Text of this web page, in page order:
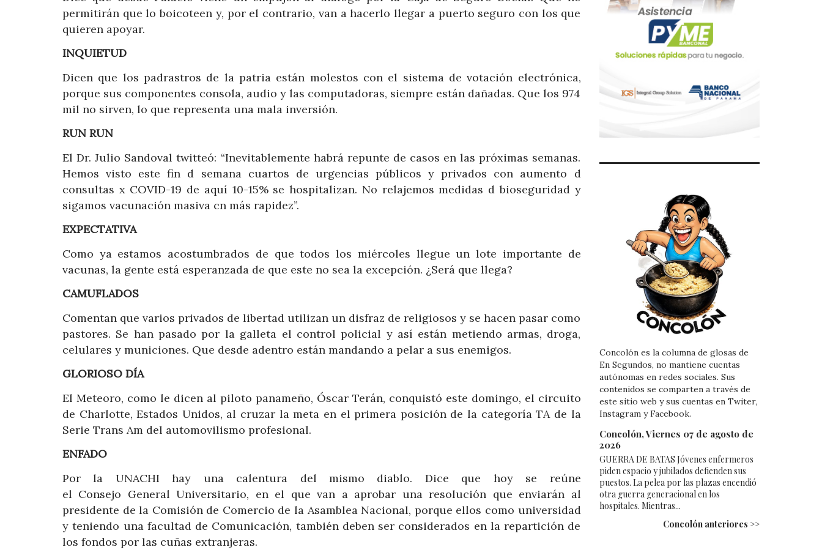
permitirán que lo boicoteen y, por el contrario, van a hacerlo llegar a puerto seguro con los que
quieren apoyar.
INQUIETUD
Dicen que los padrastros de la patria están molestos con el sistema de votación electrónica,
porque sus componentes consola, audio y las computadoras, siempre están dañadas. Que los 974
mil no sirven, lo que representa una mala inversión.
RUN RUN
El Dr. Julio Sandoval twitteó: “Inevitablemente habrá repunte de casos en las próximas semanas.
Hemos visto este fin d semana cuartos de urgencias públicos y privados con aumento d
consultas x COVID-19 de aquí 10-15% se hospitalizan. No relajemos medidas d bioseguridad y
sigamos vacunación masiva cn más rapidez”.
EXPECTATIVA
Como ya estamos acostumbrados de que todos los miércoles llegue un lote importante de
vacunas, la gente está esperanzada de que este no sea la excepción. ¿Será que llega?
CAMUFLADOS
Comentan que varios privados de libertad utilizan un disfraz de religiosos y se hacen pasar como
pastores. Se han pasado por la galleta el control policial y así están metiendo armas, droga,
celulares y municiones. Que desde adentro están mandando a pelar a sus enemigos.
GLORIOSO DÍA
El Meteoro, como le dicen al piloto panameño, Óscar Terán, conquistó este domingo, el circuito
de Charlotte, Estados Unidos, al cruzar la meta en el primera posición de la categoría TA de la
Serie Trans Am del automovilismo profesional.
ENFADO
Por la UNACHI hay una calentura del mismo diablo. Dice que hoy se reúne
el Consejo General Universitario, en el que van a aprobar una resolución que enviarán al
presidente de la Comisión de Comercio de la Asamblea Nacional, porque ellos como universidad
y teniendo una facultad de Comunicación, también deben ser considerados en la repartición de
los fondos por las cuñas extranjeras.
Concolón es la columna de glosas de
En Segundos, no mantiene cuentas
autónomas en redes sociales. Sus
contenidos se comparten a través de
este sitio web y sus cuentas en Twiter,
Instagram y Facebook.
Concolón, Viernes 07 de agosto de
2026
GUERRA DE BATAS Jóvenes enfermeros
piden espacio y jubilados defienden sus
puestos. La pelea por las plazas encendió
otra guerra generacional en los
hospitales. Mientras...
Concolón anteriores >>